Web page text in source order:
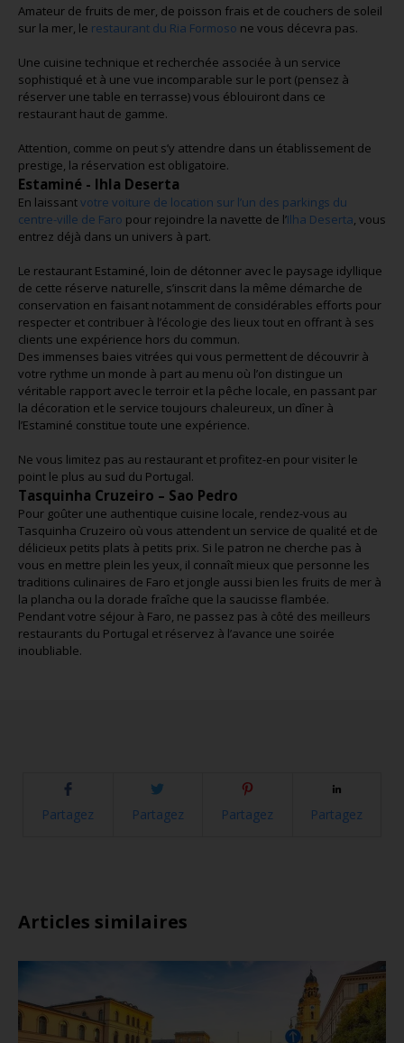
Amateur de fruits de mer, de poisson frais et de couchers de soleil
sur la mer, le restaurant du Ria Formoso ne vous décevra pas.
Une cuisine technique et recherchée associée à un service
sophistiqué et à une vue incomparable sur le port (pensez à
réserver une table en terrasse) vous éblouiront dans ce
restaurant haut de gamme.
Attention, comme on peut s’y attendre dans un établissement de
prestige, la réservation est obligatoire.
Estaminé - Ihla Deserta
En laissantvotre voiture de location sur l’un des parkings du
centre-ville de Faro pour rejoindre la navette de l’Ilha Deserta, vous
entrez déjà dans un univers à part.
Le restaurant Estaminé, loin de détonner avec le paysage idyllique
de cette réserve naturelle, s’inscrit dans la même démarche de
conservation en faisant notamment de considérables efforts pour
respecter et contribuer à l’écologie des lieux tout en offrant à ses
clients une expérience hors du commun.
Des immenses baies vitrées qui vous permettent de découvrir à
votre rythme un monde à part au menu où l’on distingue un
véritable rapport avec le terroir et la pêche locale, en passant par
la décoration et le service toujours chaleureux, un dîner à
l’Estaminé constitue toute une expérience.
Ne vous limitez pas au restaurant et profitez-en pour visiter le
point le plus au sud du Portugal.
Tasquinha Cruzeiro – Sao Pedro
Pour goûter une authentique cuisine locale, rendez-vous au
Tasquinha Cruzeiro où vous attendent un service de qualité et de
délicieux petits plats à petits prix. Si le patron ne cherche pas à
vous en mettre plein les yeux, il connaît mieux que personne les
traditions culinaires de Faro et jongle aussi bien les fruits de mer à
la plancha ou la dorade fraîche que la saucisse flambée.
Pendant votre séjour à Faro, ne passez pas à côté des meilleurs
restaurants du Portugal et réservez à l’avance une soirée
inoubliable.
Partagez Partagez Partagez Partagez
Articles similaires